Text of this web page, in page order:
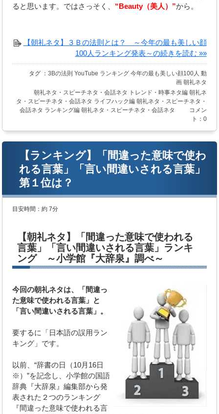
ると思います。ではさっそく、 “Beauty（美人）”から。
【朝礼ネタ】３Ｂの法則とは？ ～今年の最も美しい顔
100人ランキング発表～の続きを読む »»
タグ ： 3Bの法則 YouTube ランキング 今年の最も美しい顔100人 動
画 朝礼ネタ
朝礼ネタ・スピーチネタ・会話ネタ
トレンド・時事ネタ編 朝礼ネ
タ・スピーチネタ・会話ネタ ライフハック編 朝礼ネタ・スピーチネタ・
会話ネタ ランキング編 朝礼ネタ・スピーチネタ・会話ネタ
コメン
ト：0
【ランキング】「間違った意味で使わ
れる言葉」「言い間違いされる言葉」
第１位は？
目安時間：約 7分
【朝礼ネタ】「間違った意味で使われる
言葉」「言い間違いされる言葉」ランキ
ング ～小学館『大辞泉』調べ～
今回の朝礼ネタは、「間違っ
た意味で使われる言葉」と
「言い間違いされる言葉」。
要するに「日本語の誤用ラン
キング」です。
以前、“辞書の日（10月16日
※）”を記念し、小学館の国語
辞典『大辞泉』編集部から発
表された２つのランキング
『間違った意味で使われる言